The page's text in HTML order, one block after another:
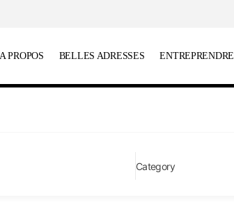
A PROPOS BELLES ADRESSES ENTREPRENDRE